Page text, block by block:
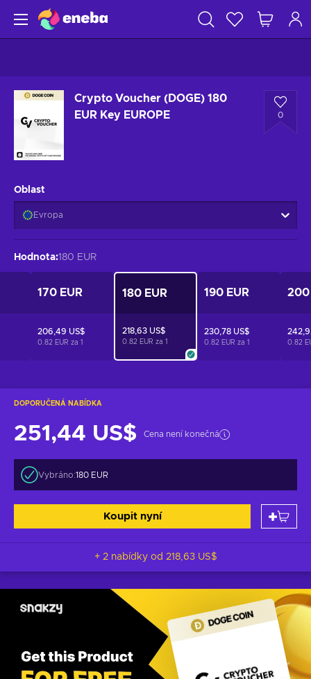
Crypto Voucher (DOGE) 180
EUR Key EUROPE
0
DOPORUČENÁ NABÍDKA
251,44 US$ Cena není konečná
Vybráno:180 EUR
Koupit nyní
+ 2 nabídky od 218,63 US$
Oblast
Evropa
Hodnota:180 EUR
170 EUR
206,49 US$
0.82 EUR za 1
180 EUR
218,63 US$
0.82 EUR za 1
190 EUR
230,78 US$
0.82 EUR za 1
200
0.82